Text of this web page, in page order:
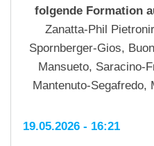
folgende Formation
Zanatta-Phil
Spornberger-Gios,
Mansueto, Saracino-
Mantenuto-Segafredo,
19.05.2026 - 16:21